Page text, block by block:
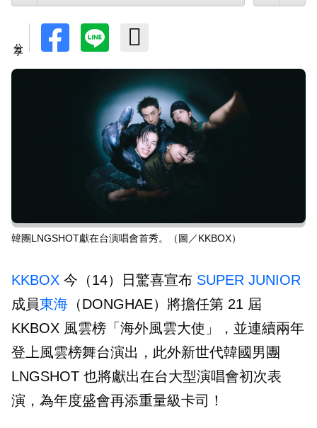
韓團LNGSHOT獻在台演唱會首秀。（圖／KKBOX）
KKBOX 今（14）日驚喜宣布 SUPER JUNIOR
成員東海 （DONGHAE）將擔任第 21 屆
KKBOX 風雲榜「海外風雲大使」，並連續兩年
登上風雲榜舞台演出，此外新世代韓國男團
LNGSHOT 也將獻出在台大型演唱會初次表
演，為年度盛會再添重量級卡司！